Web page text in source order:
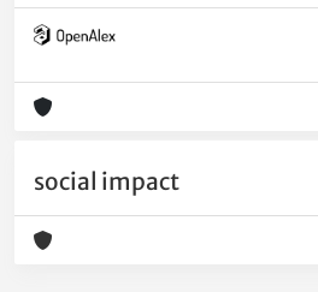
social impact